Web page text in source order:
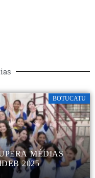
BOTUCATU
MÉDIAS
2025